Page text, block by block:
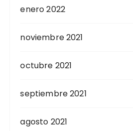
enero 2022
noviembre 2021
octubre 2021
septiembre 2021
agosto 2021